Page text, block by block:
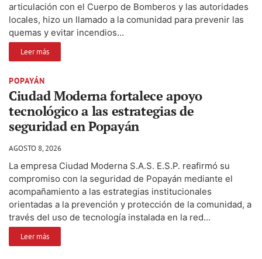
articulación con el Cuerpo de Bomberos y las autoridades
locales, hizo un llamado a la comunidad para prevenir las
quemas y evitar incendios...
Leer más
POPAYÁN
Ciudad Moderna fortalece apoyo
tecnológico a las estrategias de
seguridad en Popayán
AGOSTO 8, 2026
La empresa Ciudad Moderna S.A.S. E.S.P. reafirmó su
compromiso con la seguridad de Popayán mediante el
acompañamiento a las estrategias institucionales
orientadas a la prevención y protección de la comunidad, a
través del uso de tecnología instalada en la red...
Leer más